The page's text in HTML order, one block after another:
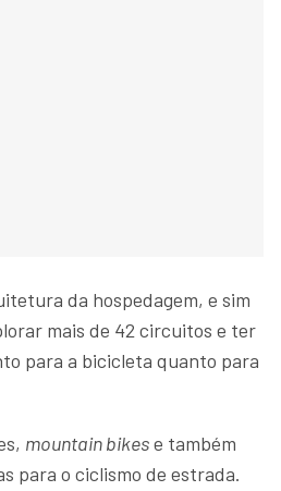
da hospedagem, e sim
mais de 42 circuitos e ter
para a bicicleta quanto para
mountain bikese também
para o ciclismo de estrada.